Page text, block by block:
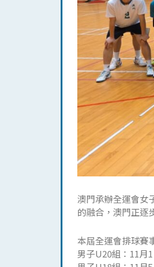
澳門承辦全運會女
的融合，澳門正逐
本屆全運會排球賽
男子U20組：11月